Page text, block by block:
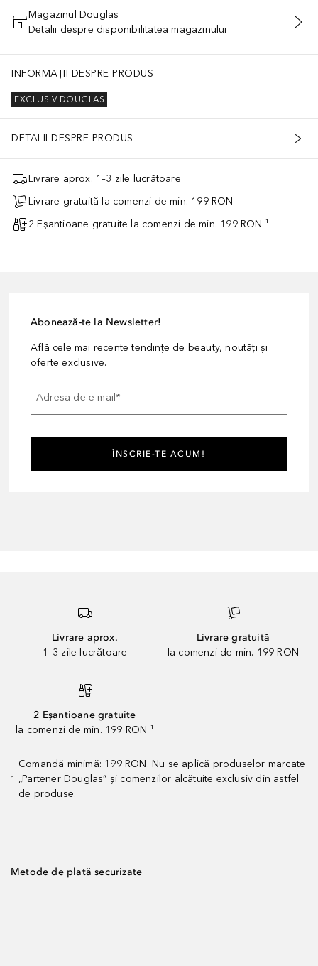
ADĂUGAȚI ÎN COŞ
Magazinul Douglas
Detalii despre disponibilitatea magazinului
INFORMAȚII DESPRE PRODUS
EXCLUSIV DOUGLAS
DETALII DESPRE PRODUS
Livrare aprox. 1–3 zile lucrătoare
Livrare gratuită la comenzi de min. 199 RON
2 Eșantioane gratuite la comenzi de min. 199 RON ¹
Abonează-te la Newsletter!
Află cele mai recente tendințe de beauty, noutăți și
oferte exclusive.
Adresa de e-mail*
ÎNSCRIE-TE ACUM!
Livrare aprox.
1–3 zile lucrătoare
Livrare gratuită
la comenzi de min. 199 RON
2 Eșantioane gratuite
la comenzi de min. 199 RON ¹
1
Comandă minimă: 199 RON. Nu se aplică produselor marcate
„Partener Douglas” și comenzilor alcătuite exclusiv din astfel
de produse.
Metode de plată securizate